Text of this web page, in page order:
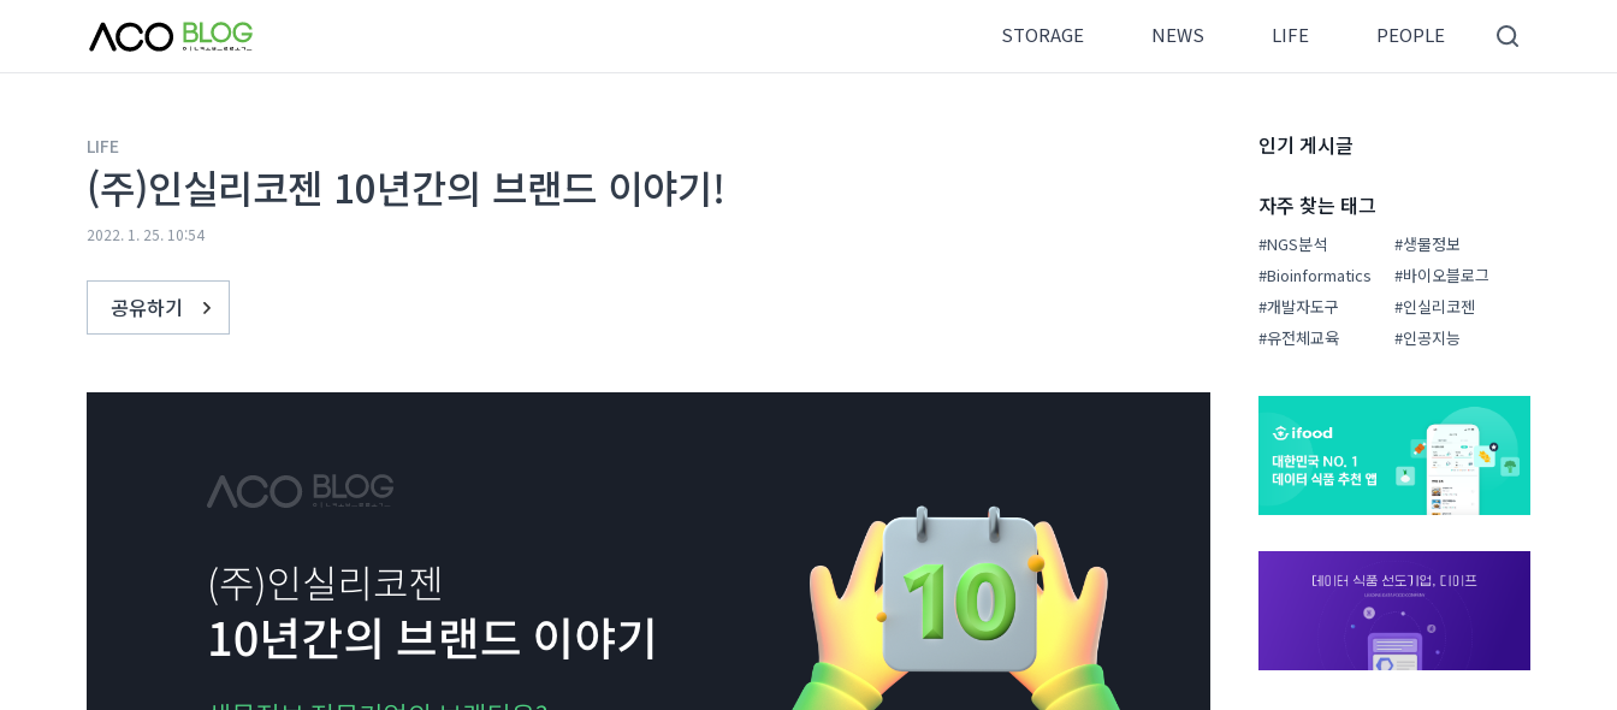
STORAGE NEWS LIFE PEOPLE
LIFE
(주)인실리코젠 10년간의 브랜드 이야기!
2022. 1. 25. 10:54
공유하기
인기 게시글
자주 찾는 태그
#NGS분석
#생물정보
#Bioinformatics
#바이오블로그
#개발자도구
#인실리코젠
#유전체교육
#인공지능